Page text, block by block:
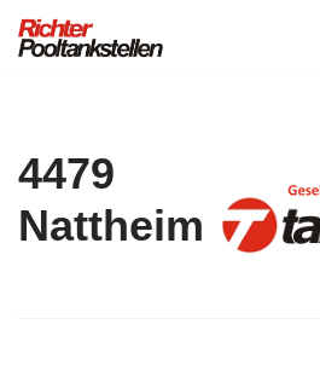
Zum
4479
Nattheim